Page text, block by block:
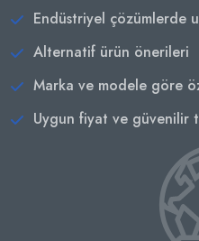
Endüstriyel çözümlerde
Alternatif ürün önerileri
Marka ve modele göre
Uygun fiyat ve güvenilir